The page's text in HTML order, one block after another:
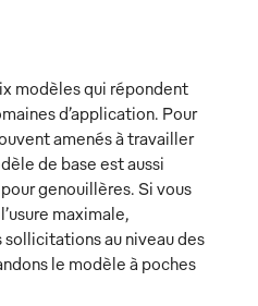
modèles qui répondent
d’application. Pour
amenés à travailler
de base est aussi
genouillères. Si vous
maximale,
au niveau des
le modèle à poches